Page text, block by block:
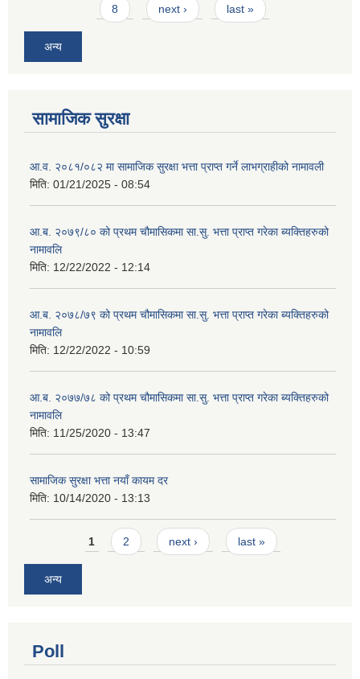
8 next › last »
अन्य
सामाजिक सुरक्षा
आ.व. २०८१/०८२ मा सामाजिक सुरक्षा भत्ता प्राप्त गर्ने लाभग्राहीको नामावली
मिति: 01/21/2025 - 08:54
आ.ब. २०७९/८० को प्रथम चौमासिकमा सा.सु. भत्ता प्राप्त गरेका ब्यक्तिहरुको
नामावलि
मिति: 12/22/2022 - 12:14
आ.ब. २०७८/७९ को प्रथम चौमासिकमा सा.सु. भत्ता प्राप्त गरेका ब्यक्तिहरुको
नामावलि
मिति: 12/22/2022 - 10:59
आ.ब. २०७७/७८ को प्रथम चौमासिकमा सा.सु. भत्ता प्राप्त गरेका ब्यक्तिहरुको
नामावलि
मिति: 11/25/2020 - 13:47
सामाजिक सुरक्षा भत्ता नयाँ कायम दर
मिति: 10/14/2020 - 13:13
Pages1 2 next › last »
अन्य
Poll